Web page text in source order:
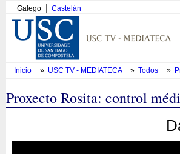
Galego Castelán
Inicio » USC TV - MEDIATECA » Todos »
Proxecto Rosita: control